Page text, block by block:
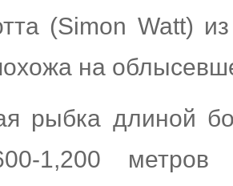
(Simon Watt)
на
рыбка длиной
1,200